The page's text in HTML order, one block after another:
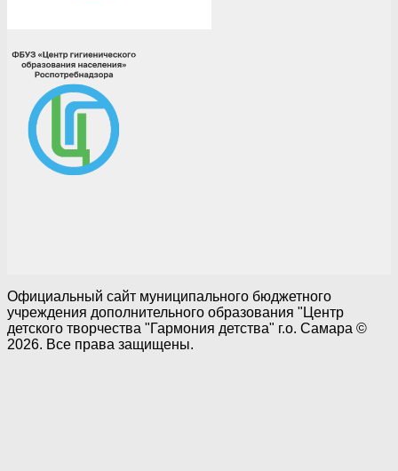
Официальный сайт муниципального бюджетного
учреждения дополнительного образования "Центр
детского творчества "Гармония детства" г.о. Самара ©
2026. Все права защищены.